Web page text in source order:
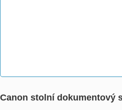
Canon stolní dokumentový